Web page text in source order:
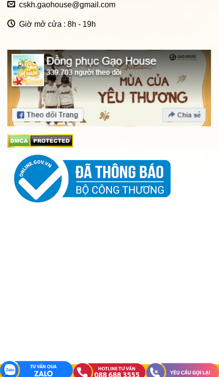
cskh.gaohouse@gmail.com
Giờ mở cửa : 8h - 19h
Copyright 2026 ©Đồng Phục Gia Đình